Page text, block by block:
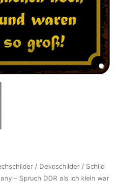
/ Dekoschilder / Schild
– Spruch DDR als ich klein war